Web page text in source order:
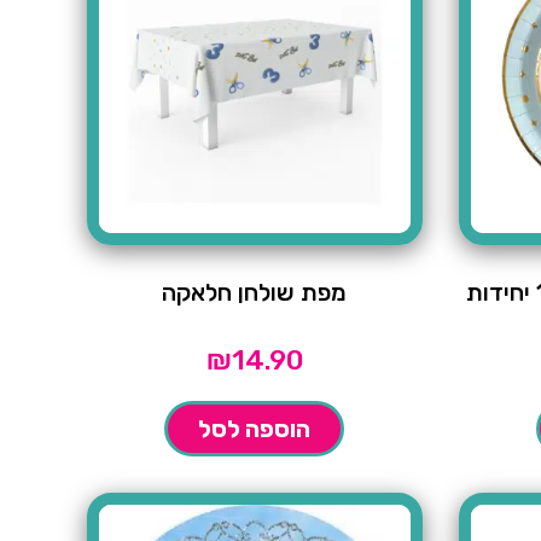
מפת שולחן חלאקה
₪14.90
הוספה לסל